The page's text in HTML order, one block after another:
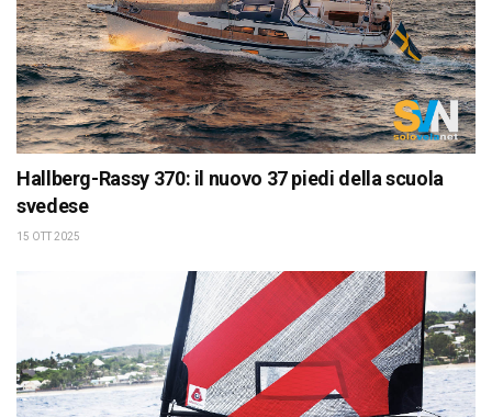
Hallberg-Rassy 370: il nuovo 37 piedi della scuola
svedese
15 OTT 2025